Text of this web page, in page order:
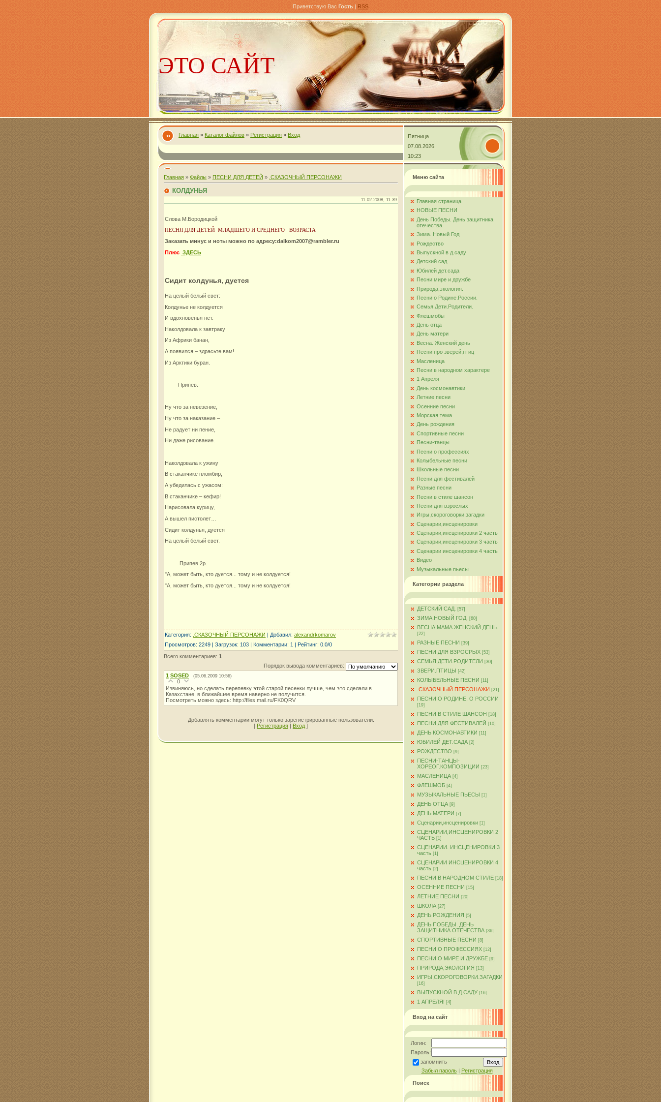
Приветствую Вас Гость | RSS
ЭТО САЙТ
Александра
Комарова
Главная » Каталог файлов » Регистрация » Вход
Пятница
07.08.2026
10:23
Главная » Файлы » ПЕСНИ ДЛЯ ДЕТЕЙ » .СКАЗОЧНЫЙ ПЕРСОНАЖИ
КОЛДУНЬЯ
11.02.2008, 11:39
Слова М.Бородицкой
ПЕСНЯ ДЛЯ ДЕТЕЙ МЛАДШЕГО И СРЕДНЕГО ВОЗРАСТА
Заказать минус и ноты можно по адресу:dalkom2007@rambler.ru
Плюс ЗДЕСЬ
Сидит колдунья, дуется
На целый белый свет:
Колдунье не колдуется
И вдохновенья нет.
Наколдовала к завтраку
Из Африки банан,
А появился – здрасьте вам!
Из Арктики буран.
Припев.
Ну что за невезение,
Ну что за наказание –
Не радует ни пение,
Ни даже рисование.
Наколдовала к ужину
В стаканчике пломбир,
А убедилась с ужасом:
В стаканчике – кефир!
Нарисовала курицу,
А вышел пистолет…
Сидит колдунья, дуется
На целый белый свет.
Припев 2р.
"А, может быть, кто дуется... тому и не колдуется!
"А, может быть, кто дуется... тому и не колдуется!
Категория: .СКАЗОЧНЫЙ ПЕРСОНАЖИ | Добавил: alexandrkomarov
Просмотров: 2249 | Загрузок: 103 | Комментарии: 1 | Рейтинг: 0.0/0
Всего комментариев: 1
Порядок вывода комментариев:
1 SOSED (05.06.2009 10:56)
0
Извиняюсь, но сделать перепевку этой старой песенки лучше, чем это сделали в
Казахстане, в ближайшее время наверно не получится.
Посмотреть можно здесь: http://files.mail.ru/FK0QRV
Добавлять комментарии могут только зарегистрированные пользователи.
[ Регистрация | Вход ]
Меню сайта
Главная страница
НОВЫЕ ПЕСНИ
День Победы. День защитника
отечества.
Зима. Новый Год
Рождество
Выпускной в д.саду
Детский сад
Юбилей дет.сада
Песни мире и дружбе
Природа,экология.
Песни о Родине.России.
Семья.Дети.Родители.
Флешмобы
День отца
День матери
Весна. Женский день
Песни про зверей,птиц
Масленица
Песни в народном характере
1 Апреля
День космонавтики
Летние песни
Осенние песни
Морская тема
День рождения
Спортивные песни
Песни-танцы.
Песни о профессиях
Колыбельные песни
Школьные песни
Песни для фестивалей
Разные песни
Песни в стиле шансон
Песни для взрослых
Игры,скороговорки,загадки
Сценарии,инсценировки
Сценарии,инсценировки 2 часть
Сценарии,инсценировки 3 часть
Сценарии инсценировки 4 часть
Видео
Музыкальные пьесы
Категории раздела
ДЕТСКИЙ САД. [57]
ЗИМА.НОВЫЙ ГОД. [60]
ВЕСНА.МАМА.ЖЕНСКИЙ ДЕНЬ.
[22]
РАЗНЫЕ ПЕСНИ [39]
ПЕСНИ ДЛЯ ВЗРОСРЫХ [53]
СЕМЬЯ.ДЕТИ.РОДИТЕЛИ [30]
ЗВЕРИ.ПТИЦЫ [42]
КОЛЫБЕЛЬНЫЕ ПЕСНИ [11]
.СКАЗОЧНЫЙ ПЕРСОНАЖИ [21]
ПЕСНИ О РОДИНЕ, О РОССИИ
[19]
ПЕСНИ В СТИЛЕ ШАНСОН [18]
ПЕСНИ ДЛЯ ФЕСТИВАЛЕЙ [10]
ДЕНЬ КОСМОНАВТИКИ [11]
ЮБИЛЕЙ ДЕТ.САДА [2]
РОЖДЕСТВО [9]
ПЕСНИ-ТАНЦЫ-
ХОРЕОГ.КОМПОЗИЦИИ [23]
МАСЛЕНИЦА [4]
ФЛЕШМОБ [4]
МУЗЫКАЛЬНЫЕ ПЬЕСЫ [1]
ДЕНЬ ОТЦА [9]
ДЕНЬ МАТЕРИ [7]
Сценарии,инсценировки [1]
СЦЕНАРИИ,ИНСЦЕНИРОВКИ 2
ЧАСТЬ [1]
СЦЕНАРИИ. ИНСЦЕНИРОВКИ 3
часть [1]
СЦЕНАРИИ ИНСЦЕНИРОВКИ 4
часть [2]
ПЕСНИ В НАРОДНОМ СТИЛЕ [18]
ОСЕННИЕ ПЕСНИ [15]
ЛЕТНИЕ ПЕСНИ [20]
ШКОЛА [27]
ДЕНЬ РОЖДЕНИЯ [5]
ДЕНЬ ПОБЕДЫ. ДЕНЬ
ЗАЩИТНИКА ОТЕЧЕСТВА [36]
СПОРТИВНЫЕ ПЕСНИ [8]
ПЕСНИ О ПРОФЕССИЯХ [12]
ПЕСНИ О МИРЕ И ДРУЖБЕ [9]
ПРИРОДА,ЭКОЛОГИЯ [13]
ИГРЫ,СКОРОГОВОРКИ.ЗАГАДКИ
[16]
ВЫПУСКНОЙ В Д.САДУ [16]
1 АПРЕЛЯ! [4]
Вход на сайт
Логин:
Пароль:
запомнить
Забыл пароль| Регистрация
Поиск